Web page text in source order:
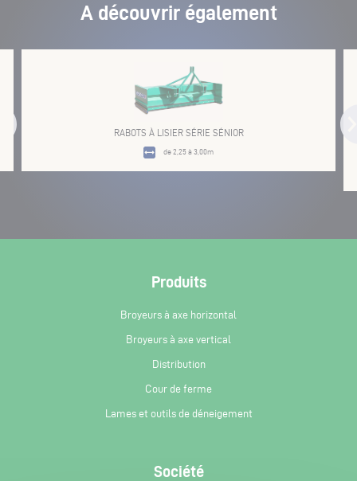
A découvrir également
RABOTS À LISIER SÉRIE SÉNIOR
de 2,25 à 3,00m
Produits
Broyeurs à axe horizontal
Broyeurs à axe vertical
Distribution
Cour de ferme
Lames et outils de déneigement
Société